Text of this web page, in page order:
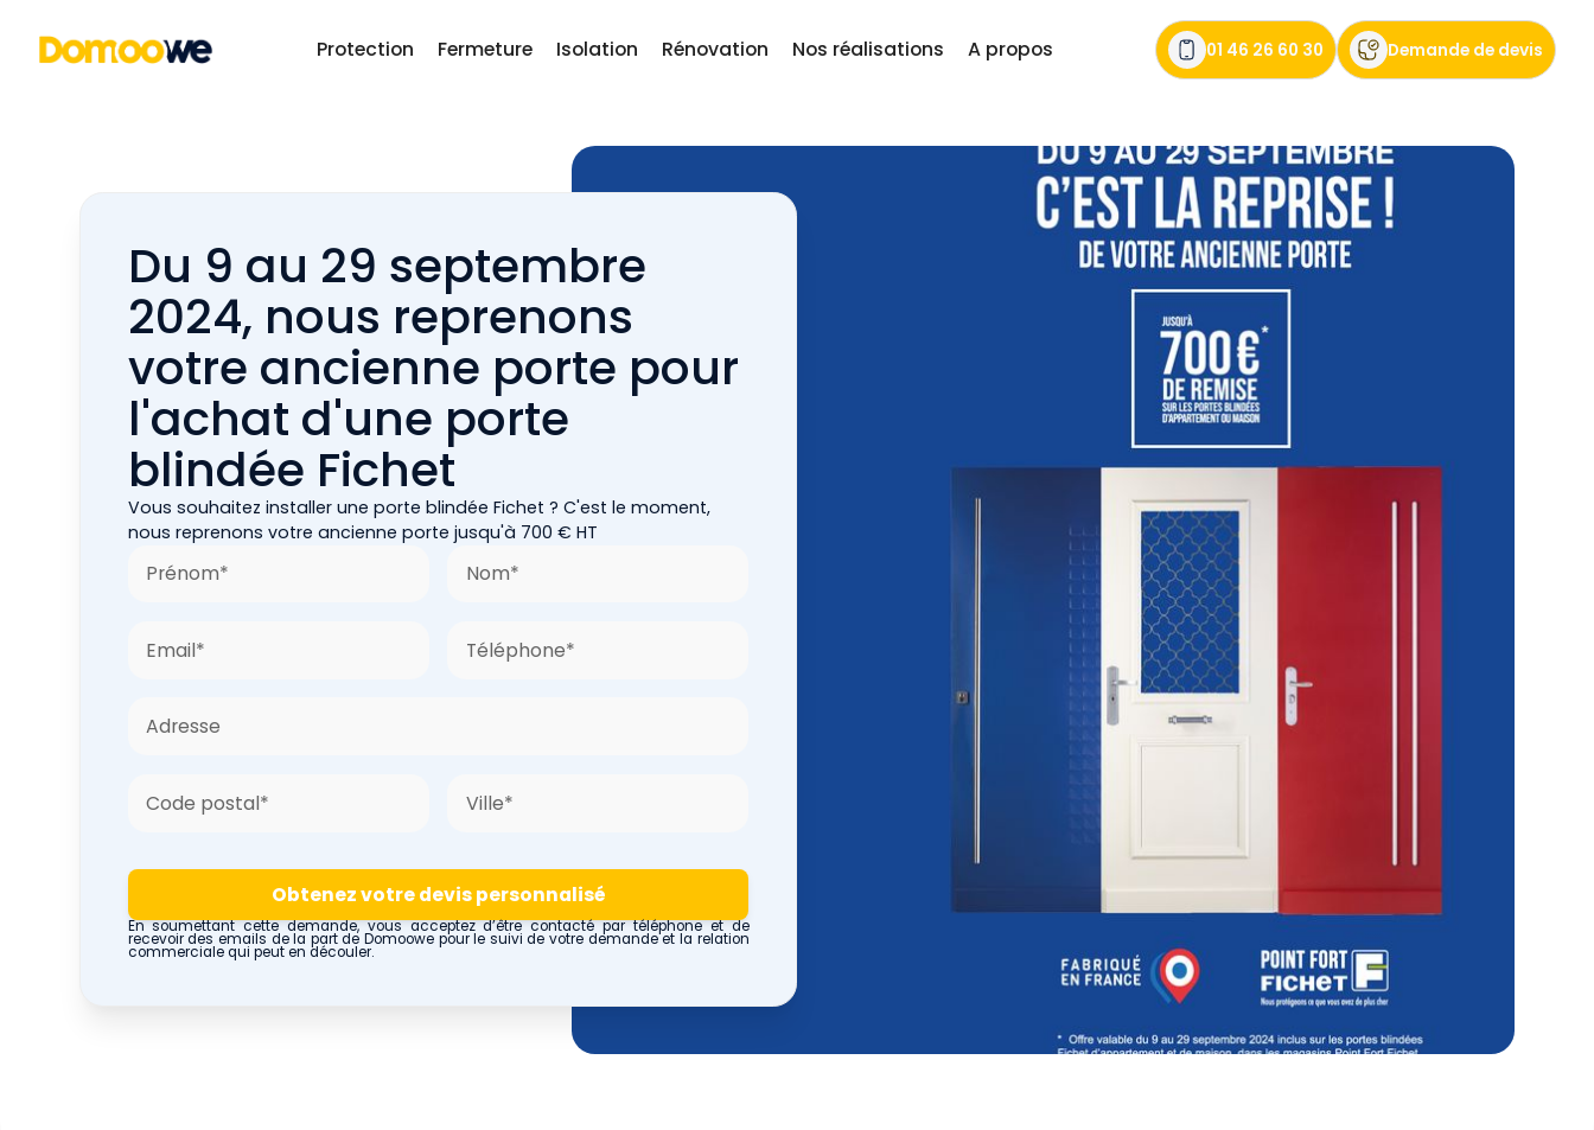
Protection Fermeture Isolation Rénovation Nos réalisations A propos 01 46 26 60 30 Demande de devis
Du 9 au 29 septembre
2024, nous reprenons
votre ancienne porte pour
l'achat d'une porte
blindée Fichet
Vous souhaitez installer une porte blindée Fichet ? C'est le moment,
nous reprenons votre ancienne porte jusqu'à 700 € HT
En soumettant cette demande, vous acceptez d’être contacté par téléphone et de
recevoir des emails de la part de Domoowe pour le suivi de votre demande et la relation
commerciale qui peut en découler.